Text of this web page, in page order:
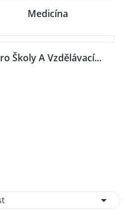
Medicína
Školy A Vzdělávací...
